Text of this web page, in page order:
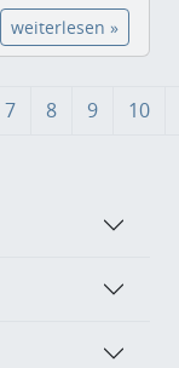
weiterlesen »
7 8 9 10